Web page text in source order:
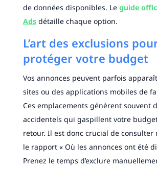
de données disponibles. Le guide
Adsdétaille chaque option.
L’art des exclusions
protéger votre budget
Vos annonces peuvent parfois
sites ou des applications mobiles de
Ces emplacements génèrent souvent
accidentels qui gaspillent votre
retour. Il est donc crucial de
le rapport « Où les annonces ont été
Prenez le temps d’exclure